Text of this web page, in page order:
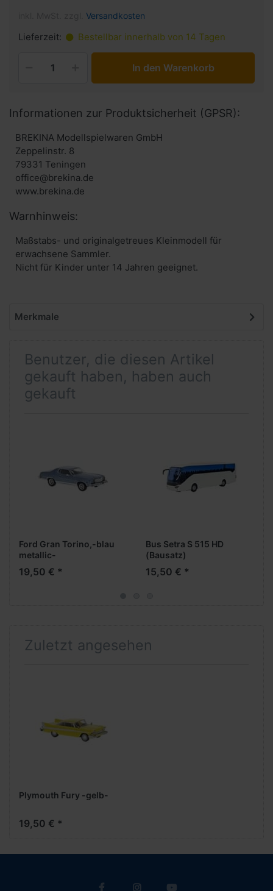
Versandkosten
Lieferzeit: Bestellbar innerhalb von 14 Tagen
In den Warenkorb
Informationen zur Produktsicherheit (GPSR):
BREKINA Modellspielwaren GmbH
Zeppelinstr. 8
79331 Teningen
office@brekina.de
www.brekina.de
Warnhinweis:
Maßstabs- und originalgetreues Kleinmodell für
erwachsene Sammler.
Nicht für Kinder unter 14 Jahren geeignet.
Merkmale
Benutzer, die diesen Artikel
gekauft haben, haben auch
gekauft
Ford Gran Torino,-blau
metallic-
19,50 € *
Bus Setra S 515 HD
(Bausatz)
15,50 € *
Zuletzt angesehen
Plymouth Fury -gelb-
19,50 € *